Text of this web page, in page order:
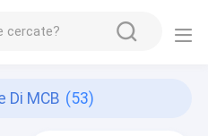
Di MCB (53)